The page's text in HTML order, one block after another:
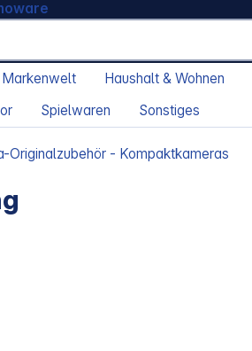
Haushalt & Wohnen
Spielwaren Sonstiges
Originalzubehör - Kompaktkameras